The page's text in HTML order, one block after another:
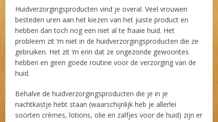
Huidverzorgingsproducten vind je overal. Veel vrouwen
besteden uren aan het kiezen van het juiste product en
hebben dan toch nog een niet al te fraaie huid. Het
probleem zit ‘m niet in de huidverzorgingsproducten die ze
gebruiken. Het zit ‘m erin dat ze ongezonde gewoontes
hebben en geen goede routine voor de verzorging van de
huid.
Behalve de huidverzorgingsproducten die je in je
nachtkastje hebt staan (waarschijnlijk heb je allerlei
soorten crèmes, lotions, olie en zalfjes voor de huid) zijn er